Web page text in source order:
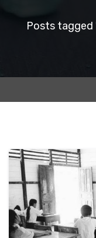
Posts tagged